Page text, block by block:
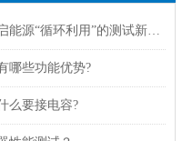
双向电源开启能源“循环利用”的测试新纪元
哪些功能优势?
么要接电容?